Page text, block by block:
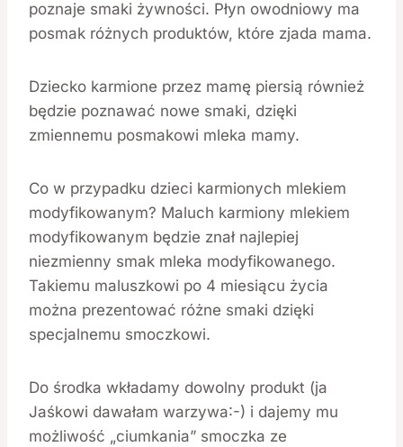
poznaje smaki żywności. Płyn owodniowy ma
posmak różnych produktów, które zjada mama.
Dziecko karmione przez mamę piersią również
będzie poznawać nowe smaki, dzięki
zmiennemu posmakowi mleka mamy.
Co w przypadku dzieci karmionych mlekiem
modyfikowanym? Maluch karmiony mlekiem
modyfikowanym będzie znał najlepiej
niezmienny smak mleka modyfikowanego.
Takiemu maluszkowi po 4 miesiącu życia
można prezentować różne smaki dzięki
specjalnemu smoczkowi.
Do środka wkładamy dowolny produkt (ja
Jaśkowi dawałam warzywa:-) i dajemy mu
możliwość „ciumkania” smoczka ze